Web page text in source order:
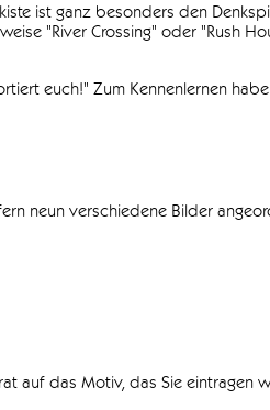
ist ganz besonders den
"River Crossing" oder "Rush
euch!" Zum Kennenlernen
neun verschiedene Bilder
auf das Motiv, das Sie eintragen